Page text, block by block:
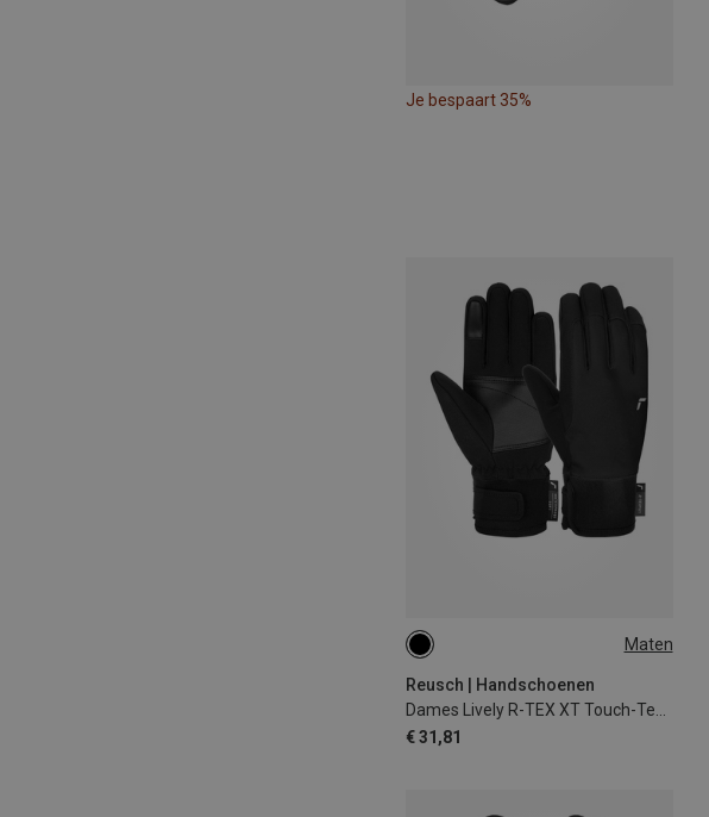
Je bespaart 35%
Maten
Reusch | Handschoenen
Dames Lively R-TEX XT Touch-Tec Handschoenen
€ 31,81
6